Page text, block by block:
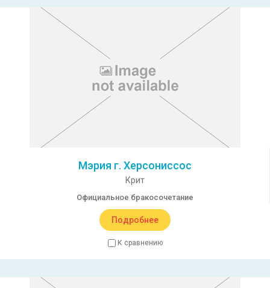
Мэрия г. Херсониссос
Крит
Официальное бракосочетание
Подробнее
К сравнению